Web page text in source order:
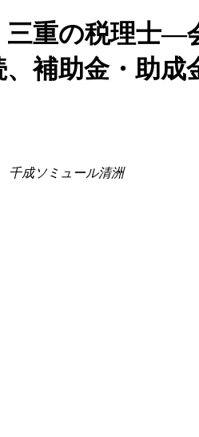
重の税理士―
補助金・助
千成ソミュール清洲